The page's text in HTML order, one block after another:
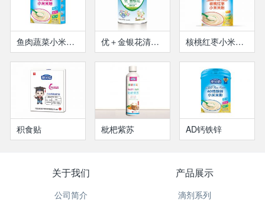
鱼肉蔬菜小米米粉 优＋金银花清清宝 核桃红枣小米米粉
积食贴 枇杷紫苏 AD钙铁锌
关于我们
公司简介
产品展示
滴剂系列